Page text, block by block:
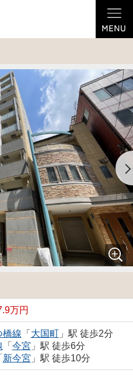
万円
橋線 「 大国町」駅 徒歩2分
「 今宮 」駅 徒歩6分
新今宮 」駅 徒歩10分